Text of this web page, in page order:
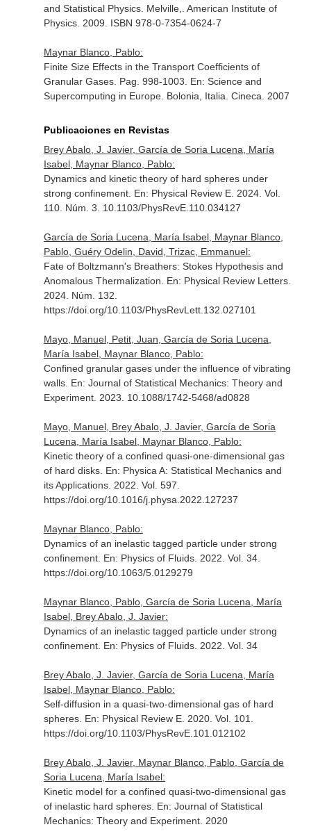
and Statistical Physics. Melville,. American Institute of
Physics. 2009. ISBN 978-0-7354-0624-7
Maynar Blanco, Pablo:
Finite Size Effects in the Transport Coefficients of
Granular Gases. Pag. 998-1003. En: Science and
Supercomputing in Europe. Bolonia, Italia. Cineca. 2007
Publicaciones en Revistas
Brey Abalo, J. Javier, García de Soria Lucena, María
Isabel, Maynar Blanco, Pablo:
Dynamics and kinetic theory of hard spheres under
strong confinement. En: Physical Review E. 2024. Vol.
110. Núm. 3. 10.1103/PhysRevE.110.034127
García de Soria Lucena, María Isabel, Maynar Blanco,
Pablo, Guéry Odelin, David, Trizac, Emmanuel:
Fate of Boltzmann's Breathers: Stokes Hypothesis and
Anomalous Thermalization. En: Physical Review Letters.
2024. Núm. 132.
https://doi.org/10.1103/PhysRevLett.132.027101
Mayo, Manuel, Petit, Juan, García de Soria Lucena,
María Isabel, Maynar Blanco, Pablo:
Confined granular gases under the influence of vibrating
walls. En: Journal of Statistical Mechanics: Theory and
Experiment. 2023. 10.1088/1742-5468/ad0828
Mayo, Manuel, Brey Abalo, J. Javier, García de Soria
Lucena, María Isabel, Maynar Blanco, Pablo:
Kinetic theory of a confined quasi-one-dimensional gas
of hard disks. En: Physica A: Statistical Mechanics and
its Applications. 2022. Vol. 597.
https://doi.org/10.1016/j.physa.2022.127237
Maynar Blanco, Pablo:
Dynamics of an inelastic tagged particle under strong
confinement. En: Physics of Fluids. 2022. Vol. 34.
https://doi.org/10.1063/5.0129279
Maynar Blanco, Pablo, García de Soria Lucena, María
Isabel, Brey Abalo, J. Javier:
Dynamics of an inelastic tagged particle under strong
confinement. En: Physics of Fluids. 2022. Vol. 34
Brey Abalo, J. Javier, García de Soria Lucena, María
Isabel, Maynar Blanco, Pablo:
Self-diffusion in a quasi-two-dimensional gas of hard
spheres. En: Physical Review E. 2020. Vol. 101.
https://doi.org/10.1103/PhysRevE.101.012102
Brey Abalo, J. Javier, Maynar Blanco, Pablo, García de
Soria Lucena, María Isabel:
Kinetic model for a confined quasi-two-dimensional gas
of inelastic hard spheres. En: Journal of Statistical
Mechanics: Theory and Experiment. 2020